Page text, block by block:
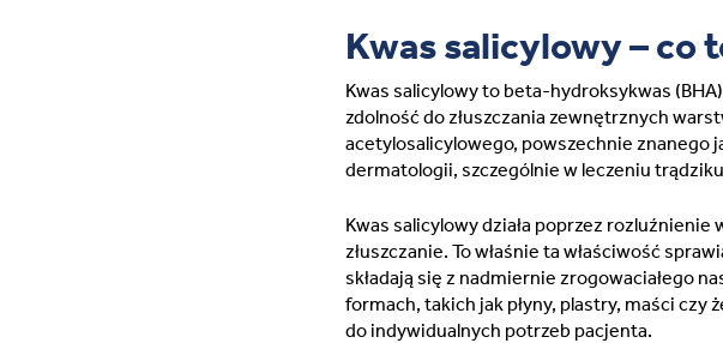
Kwas salicylowy – co
Kwas salicylowy to beta-hydroksykwas
zdolność do złuszczania zewnętrznych
acetylosalicylowego, powszechnie znanego
dermatologii, szczególnie w leczeniu
Kwas salicylowy działa poprzez
złuszczanie. To właśnie ta właściwość
składają się z nadmiernie zrogowaciałego
formach, takich jak płyny, plastry, maści czy
do indywidualnych potrzeb pacjenta.